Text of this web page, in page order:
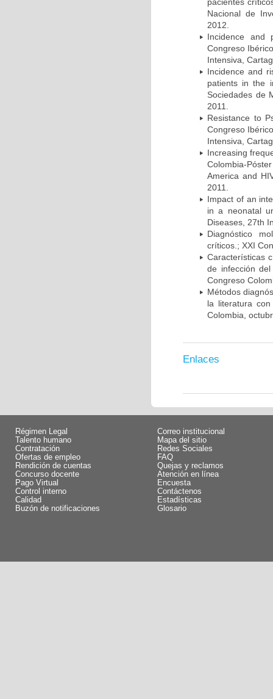
Nacional de
2012.
Incidence and
Congreso
Intensiva,
Incidence and
patients in the
Sociedades de
2011.
Resistance to
Congreso
Intensiva,
Increasing
Colombia-
America and
2011.
Impact of an
in a neonatal
Diseases, 27th
Diagnóstico
críticos.; XXI
Características
de infección
Congreso
Métodos
la literatura
Colombia,
Enlaces
Régimen Legal
Talento humano
Contratación
Ofertas de empleo
Rendición de cuentas
Concurso docente
Pago Virtual
Control interno
Calidad
Buzón de notificaciones
Correo institucional
Mapa del sitio
Redes Sociales
FAQ
Quejas y reclamos
Atención en línea
Encuesta
Contáctenos
Estadísticas
Glosario